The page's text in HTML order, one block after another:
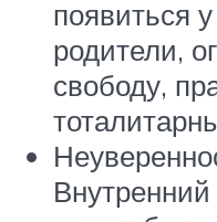
появиться
родители,
свободу,